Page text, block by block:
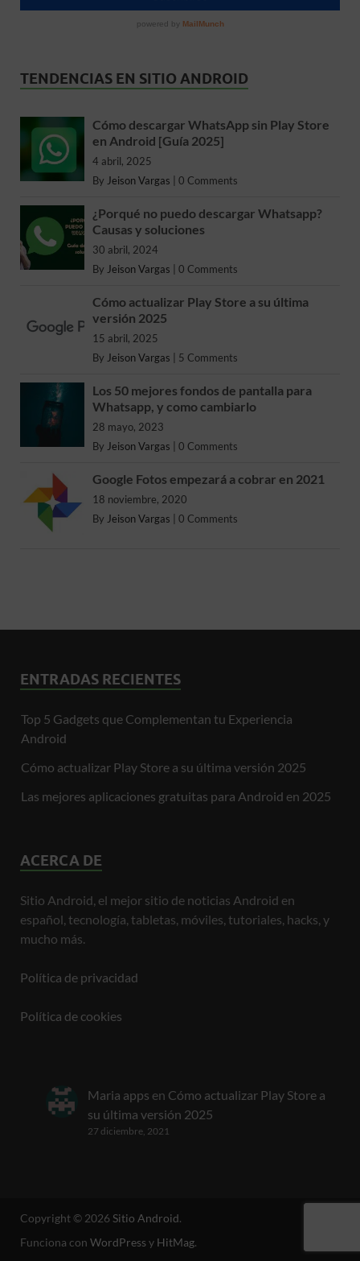
TENDENCIAS EN SITIO ANDROID
Cómo descargar WhatsApp sin Play Store
en Android [Guía 2025]
4 abril, 2025
By Jeison Vargas | 0 Comments
¿Porqué no puedo descargar Whatsapp?
Causas y soluciones
30 abril, 2024
By Jeison Vargas | 0 Comments
Cómo actualizar Play Store a su última
versión 2025
15 abril, 2025
By Jeison Vargas | 5 Comments
Los 50 mejores fondos de pantalla para
Whatsapp, y como cambiarlo
28 mayo, 2023
By Jeison Vargas | 0 Comments
Google Fotos empezará a cobrar en 2021
18 noviembre, 2020
By Jeison Vargas | 0 Comments
ENTRADAS RECIENTES
Top 5 Gadgets que Complementan tu Experiencia
Android
Cómo actualizar Play Store a su última versión 2025
Las mejores aplicaciones gratuitas para Android en 2025
ACERCA DE
Sitio Android, el mejor sitio de noticias Android en
español, tecnología, tabletas, móviles, tutoriales, hacks, y
mucho más.
Política de privacidad
Política de cookies
Maria apps en Cómo actualizar Play Store a
su última versión 2025
27 diciembre, 2021
Copyright © 2026 Sitio Android.
Funciona con WordPressy HitMag.